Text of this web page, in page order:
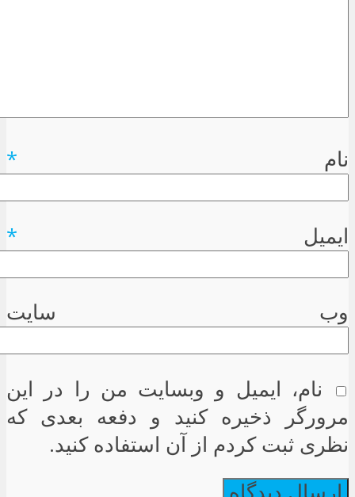
نام *
ایمیل *
وب سایت
نام، ایمیل و وبسایت من را در این
مرورگر ذخیره کنید و دفعه بعدی که
نظری ثبت کردم از آن استفاده کنید.